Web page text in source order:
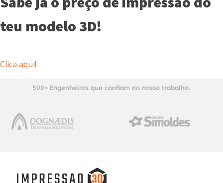
teu modelo 3D!
Clica aqui!
500+ Engenheiros que confiam no nosso trabalho.